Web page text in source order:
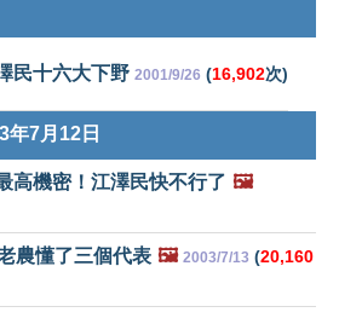
民十六大下野 2001/9/26 (16,902次)
年7月12日
高機密！江澤民快不行了 🖼️
農懂了三個代表 🖼️ 2003/7/13 (20,160